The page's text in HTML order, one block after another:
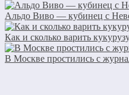
Альдо Виво — кубинец с
Как и сколько варить
В Москве простились с